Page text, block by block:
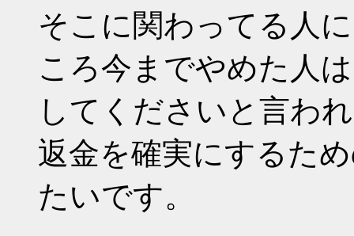
そこに関わってる人
ころ今までやめた人
してくださいと言わ
返金を確実にするた
たいです。